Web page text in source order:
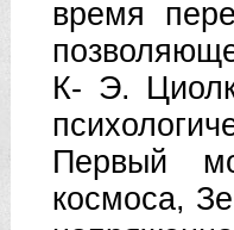
время
К- Э.
Первый
космоса,